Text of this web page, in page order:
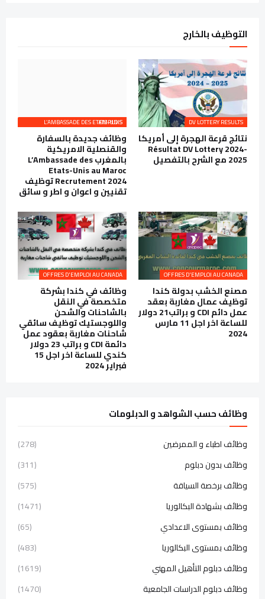
التوظيف بالخارج
DV LOTTERY RESULTS
نتائج قرعة الهجرة إلى أمريكا
Résultat DV Lottery 2024-
2025 مع الشرح بالتفصيل
L’AMBASSADE DES ETATS-UNIS EMPLOIS
وظائف جديدة بالسفارة
والقنصلية الامريكية
بالمغرب L’Ambassade des
Etats-Unis au Maroc
Recrutement 2024 توظيف
تقنيين و اعوان و اطر و سائق
OFFRES D'EMPLOI AU CANADA
مصنع الخشب بدولة كندا
توظيف عمال مغاربة بعقد
عمل دائم CDI و براتب21 دولار
للساعة اخر اجل 11 مارس
2024
OFFRES D'EMPLOI AU CANADA
وظائف في كندا بشركة
متخصصة في النقل
بالشاحنات والشحن
واللوجستيك توظيف سائقي
شاحنات مغاربة بعقود عمل
دائمة CDI و براتب 23 دولار
كندي للساعة اخر اجل 15
فبراير 2024
وظائف حسب الشواهد و الدبلومات
وظائف اطباء و الممرضين
(278)
وظائف بدون دبلوم
(311)
وظائف برخصة السياقة
(575)
وظائف بشهادة البكالوريا
(1471)
وظائف بمستوى الاعدادي
(65)
وظائف بمستوى البكالوريا
(483)
وظائف دبلوم التأهيل المهني
(1619)
وظائف دبلوم الدراسات الجامعية
(1470)